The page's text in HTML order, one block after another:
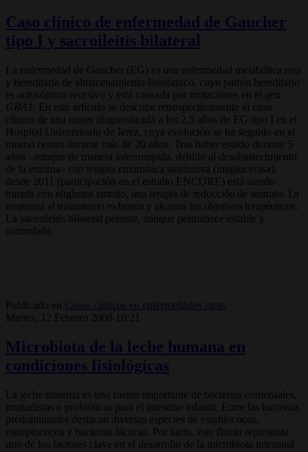
Caso clínico de enfermedad de Gaucher
tipo I y sacroileítis bilateral
La enfermedad de Gaucher (EG) es una enfermedad metabólica rara
y hereditaria de almacenamiento lisosómico, cuyo patrón hereditario
es autosómico recesivo y está causada por mutaciones en el gen
GBA1
. En este artículo se describe retrospectivamente el caso
clínico de una mujer diagnosticada a los 2,5 años de EG tipo I en el
Hospital Universitario de Jerez, cuya evolución se ha seguido en el
mismo centro durante más de 20 años. Tras haber estado durante 5
años –aunque de manera interrumpida, debido al desabastecimiento
de la enzima– con terapia enzimática sustitutiva (imiglucerasa),
desde 2011 (participación en el estudio ENCORE) está siendo
tratada con eli glustat tartrato, una terapia de reducción de sustrato. La
respuesta al tratamiento es buena y alcanza los objetivos terapéuticos.
La sacroileítis bilateral persiste, aunque permanece estable y
controlada.
Publicado en
Casos clínicos en enfermedades raras
Martes, 12 Febrero 2008 10:21
Microbiota de la leche humana en
condiciones fisiológicas
La leche materna es una fuente importante de bacterias comensales,
mutualistas o probióticas para el intestino infantil. Entre las bacterias
predominantes destacan diversas especies de estafilococos,
estreptococos y bacterias lácticas. Por tanto, este fluido representa
uno de los factores clave en el desarrollo de la microbiota intestinal